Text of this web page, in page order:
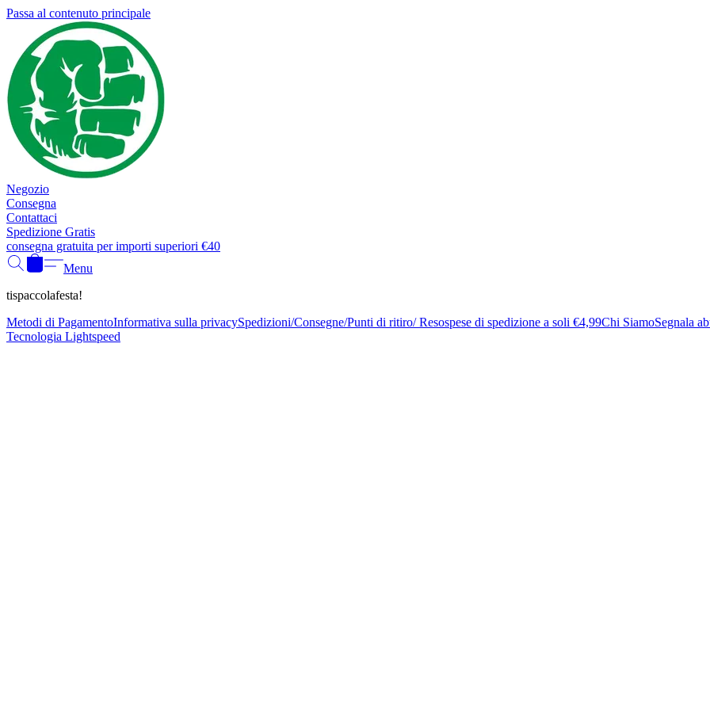
Passa al contenuto principale
Negozio
Consegna
Contattaci
Spedizione Gratis
consegna gratuita per importi superiori €40
Menu
tispaccolafesta!
Metodi di PagamentoInformativa sulla privacySpedizioni/Consegne/Punti di ritiro/ Resospese di spedizione a soli €4,99Chi SiamoSegnala
Tecnologia Lightspeed